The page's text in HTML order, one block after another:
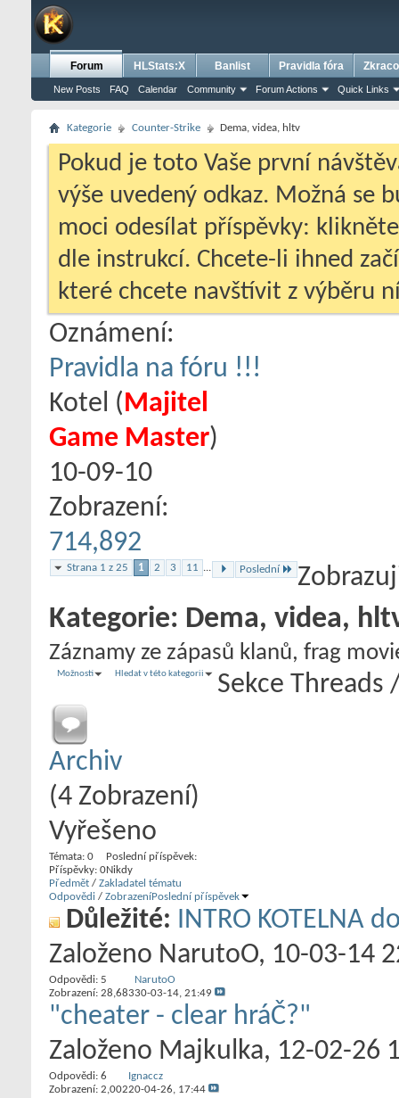
Forum
New Posts FAQ Calendar Community Forum Actions Quick Links
HLStats:X Banlist Pravidla fóra
Kategorie Counter-Strike Dema, videa, hltv
Pokud je toto Vaše první
výše uvedený odkaz. Možná se
moci odesílat příspěvky:
dle instrukcí. Chcete-li ihned
které chcete navštívit z výběru
Oznámení:
Pravidla na fóru !!!
Kotel ‎(Majitel
Game Master)
10-09-10
Zobrazení:
714,892
Strana 1 z 25 1 2 3 11 ... Poslední
Kategorie: Dema, videa,
Záznamy ze zápasů klanů, frag
Možnosti Hledat v této kategorii Sekce Threads
Archiv
(4 Zobrazení)
Vyřešeno
Témata: 0
Příspěvky: 0
Poslední příspěvek:
Nikdy
Předmět / Zakladatel tématu
Odpovědi / ZobrazeníPoslední příspěvek
Důležité: INTRO KOTELNA
Založeno NarutoO‎, 10-03-14
Odpovědi: 5
Zobrazení: 28,683
NarutoO
30-03-14, 21:49
"cheater - clear hráČ?"
Založeno Majkulka‎, 12-02-26
Odpovědi: 6
Zobrazení: 2,002
Ignaccz
20-04-26, 17:44